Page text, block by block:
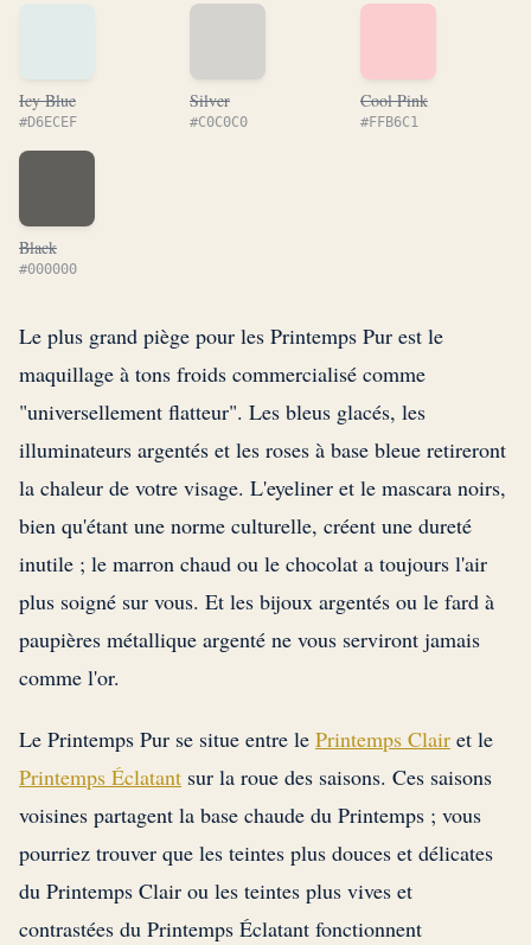
Icy Blue
#D6ECEF
Silver
#C0C0C0
Cool Pink
#FFB6C1
Black
#000000
Le plus grand piège pour les Printemps Pur est le
maquillage à tons froids commercialisé comme
"universellement flatteur". Les bleus glacés, les
illuminateurs argentés et les roses à base bleue retireront
la chaleur de votre visage. L'eyeliner et le mascara noirs,
bien qu'étant une norme culturelle, créent une dureté
inutile ; le marron chaud ou le chocolat a toujours l'air
plus soigné sur vous. Et les bijoux argentés ou le fard à
paupières métallique argenté ne vous serviront jamais
comme l'or.
Le Printemps Pur se situe entre le Printemps Clair et le
Printemps Éclatant sur la roue des saisons. Ces saisons
voisines partagent la base chaude du Printemps ; vous
pourriez trouver que les teintes plus douces et délicates
du Printemps Clair ou les teintes plus vives et
contrastées du Printemps Éclatant fonctionnent